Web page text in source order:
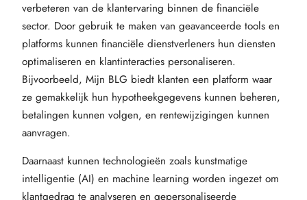
verbeteren van de klantervaring binnen de financiële
sector. Door gebruik te maken van geavanceerde tools en
platforms kunnen financiële dienstverleners hun diensten
optimaliseren en klantinteracties personaliseren.
Bijvoorbeeld, Mijn BLG biedt klanten een platform waar
ze gemakkelijk hun hypotheekgegevens kunnen beheren,
betalingen kunnen volgen, en rentewijzigingen kunnen
aanvragen.
Daarnaast kunnen technologieën zoals kunstmatige
intelligentie (AI) en machine learning worden ingezet om
klantgedrag te analyseren en gepersonaliseerde